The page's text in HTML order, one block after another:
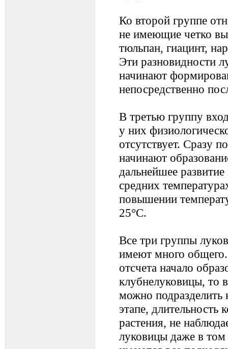
Ко второй группе
не имеющие четко
тюльпан, гиацинт,
Эти разновидности
начинают
непосредственно
В третью группу
у них
отсутствует. Сразу
начинают
дальнейшее
средних
повышении
25°С.
Все три группы
имеют много общего.
отсчета начало
клубнелуковицы, то
можно подразделить
этапе, длительность
растения, не
луковицы даже в том